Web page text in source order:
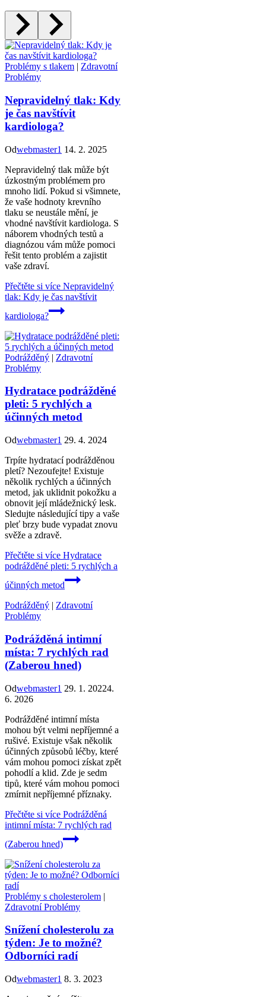
Problémy s tlakem | Zdravotní
Problémy
Nepravidelný tlak: Kdy
je čas navštívit
kardiologa?
Odwebmaster1 14. 2. 2025
Nepravidelný tlak může být
úzkostným problémem pro
mnoho lidí. Pokud si všimnete,
že vaše hodnoty krevního
tlaku se neustále mění, je
vhodné navštívit kardiologa. S
náborem vhodných testů a
diagnózou vám může pomoci
řešit tento problém a zajistit
vaše zdraví.
Přečtěte si více Nepravidelný
tlak: Kdy je čas navštívit
kardiologa?
Podrážděný | Zdravotní
Problémy
Hydratace podrážděné
pleti: 5 rychlých a
účinných metod
Odwebmaster1 29. 4. 2024
Trpíte hydratací podrážděnou
pletí? Nezoufejte! Existuje
několik rychlých a účinných
metod, jak uklidnit pokožku a
obnovit její mládežnický lesk.
Sledujte následující tipy a vaše
pleť brzy bude vypadat znovu
svěže a zdravě.
Přečtěte si více Hydratace
podrážděné pleti: 5 rychlých a
účinných metod
Podrážděný | Zdravotní
Problémy
Podrážděná intimní
místa: 7 rychlých rad
(Zaberou hned)
Odwebmaster1 29. 1. 20224.
6. 2026
Podrážděné intimní místa
mohou být velmi nepříjemné a
rušivé. Existuje však několik
účinných způsobů léčby, které
vám mohou pomoci získat zpět
pohodlí a klid. Zde je sedm
tipů, které vám mohou pomoci
zmírnit nepříjemné příznaky.
Přečtěte si více Podrážděná
intimní místa: 7 rychlých rad
(Zaberou hned)
Problémy s cholesterolem |
Zdravotní Problémy
Snížení cholesterolu za
týden: Je to možné?
Odborníci radí
Odwebmaster1 8. 3. 2023